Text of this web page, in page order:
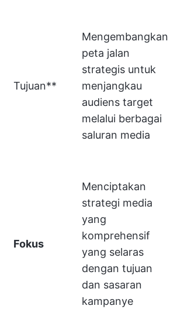
Tujuan**
Mengembangkan
peta jalan
strategis untuk
menjangkau
audiens target
melalui berbagai
saluran media
Fokus
Menciptakan
strategi media
yang
komprehensif
yang selaras
dengan tujuan
dan sasaran
kampanye